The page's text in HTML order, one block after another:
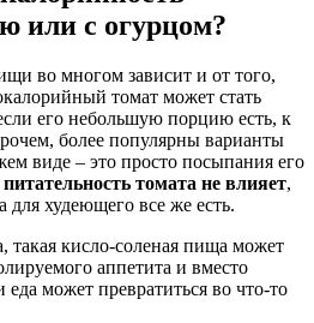
или с огурцом?
во многом зависит и от того,
томат может стать
его небольшую порцию есть, к
более популярны варианты
виде – это просто посыпания его
томата не влияет,
для худеющего все же есть.
такая кисло-соленая пища может
аппетита и вместо
может превратиться во что-то